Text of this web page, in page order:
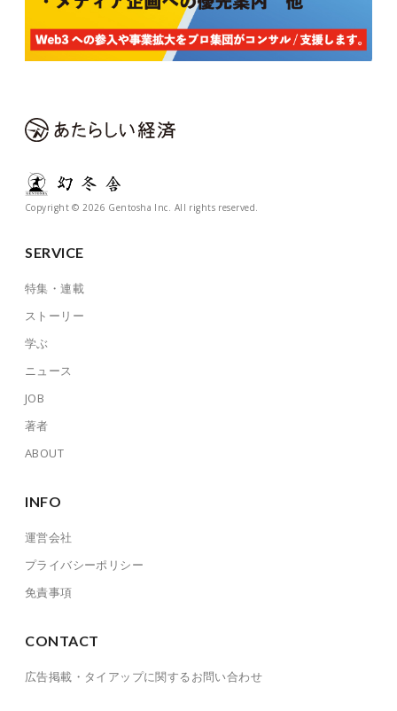
Copyright © 2026 Gentosha Inc. All rights reserved.
SERVICE
特集・連載
ストーリー
学ぶ
ニュース
JOB
著者
ABOUT
INFO
運営会社
プライバシーポリシー
免責事項
CONTACT
広告掲載・タイアップに関するお問い合わせ